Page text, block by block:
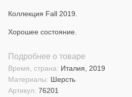
Коллекция Fall 2019.
Хорошее состояние.
Подробнее о товаре
Материалы: Шерсть
Время, страна: Италия, 2019
Артикул: 76201